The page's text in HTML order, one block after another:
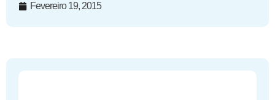
Fevereiro 19, 2015